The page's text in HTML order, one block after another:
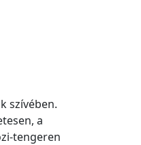
szívében.
a
tengeren